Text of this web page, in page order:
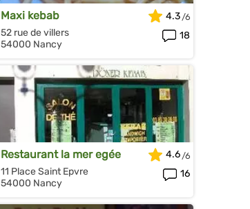
Maxi kebab
52 rue de villers
54000 Nancy
4.3
18
Restaurant la mer egée
11 Place Saint Epvre
54000 Nancy
4.6
16